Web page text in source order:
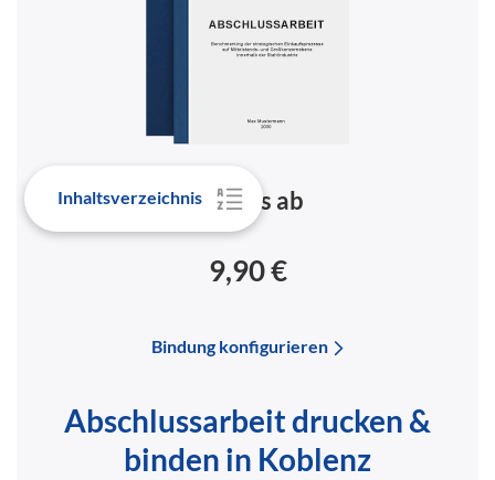
InhaltsverzeichnisBereits ab
9,90 €
Bindung konfigurieren
Abschlussarbeit drucken &
binden in Koblenz